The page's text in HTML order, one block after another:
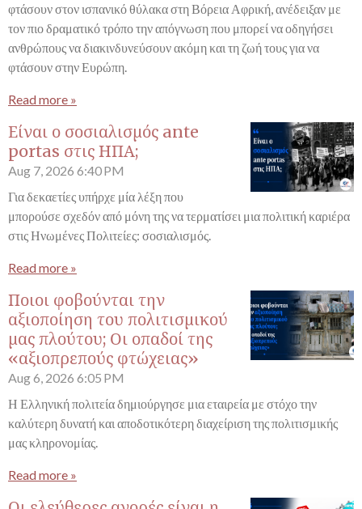
φτάσουν στον ισπανικό θύλακα στη Βόρεια Αφρική, ανέδειξαν με
τον πιο δραματικό τρόπο την απόγνωση που μπορεί να οδηγήσει
ανθρώπους να διακινδυνεύσουν ακόμη και τη ζωή τους για να
φτάσουν στην Ευρώπη.
Read more »
Είναι ο σοσιαλισμός ante
portas στις ΗΠΑ;
Aug 7, 2026 6:40 PM
Για δεκαετίες υπήρχε μία λέξη που
μπορούσε σχεδόν από μόνη της να τερματίσει μια πολιτική καριέρα
στις Ηνωμένες Πολιτείες: σοσιαλισμός.
Read more »
Ποιοι φοβούνται την
αξιοποίηση του πολιτισμικού
μας πλούτου; Οι οπαδοί της
«αξιοπρεπούς φτώχειας»
Aug 6, 2026 6:05 PM
Η Ελληνική πολιτεία δημιούργησε μια εταιρεία με στόχο την
καλύτερη δυνατή και αποδοτικότερη διαχείριση της πολιτισμικής
μας κληρονομίας.
Read more »